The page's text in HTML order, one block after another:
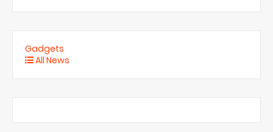
Gadgets
All News